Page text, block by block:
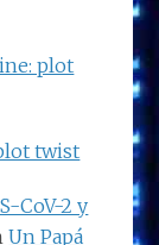
plot
twist
CoV-2 y
Un Papá